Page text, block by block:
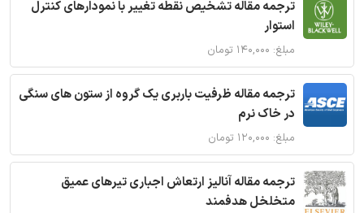
ترجمه مقاله تشخیص نقطه تغییر با نمودارهای کنترل
استوار
مبلغ: ۱۴۰,۰۰۰ تومان
ترجمه مقاله ظرفیت باربری یک گروه از ستون های سنگی
در خاک نرم
مبلغ: ۱۲۰,۰۰۰ تومان
ترجمه مقاله آنالیز ارتعاش اجباری تیرهای عمیق
متخلخل هدفمند